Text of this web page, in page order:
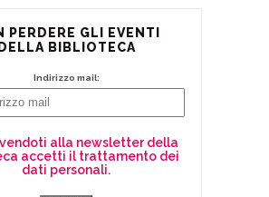
PERDERE GLI EVENTI
BIBLIOTECA
Indirizzo mail:
alla newsletter della
accetti il trattamento dei
dati personali.